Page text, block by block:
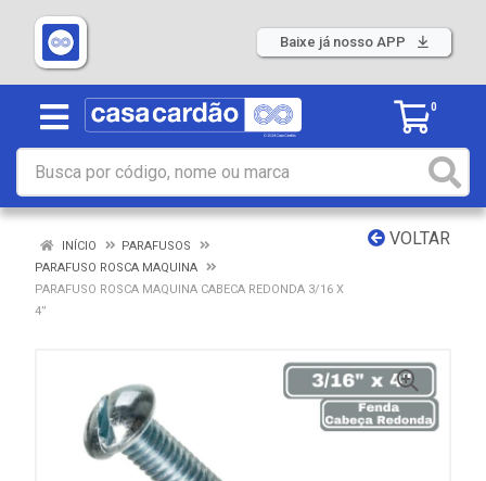
Baixe já nosso APP
0
VOLTAR
INÍCIO
PARAFUSOS
PARAFUSO ROSCA MAQUINA
PARAFUSO ROSCA MAQUINA CABECA REDONDA 3/16 X
4”